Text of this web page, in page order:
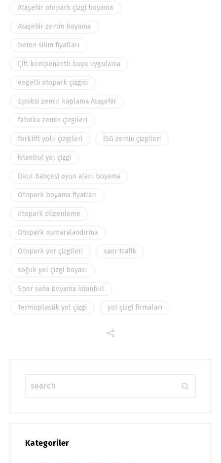
Ataşehir otopark çizgi boyama
Ataşehir zemin boyama
beton silim fiyatları
Çift kompenantlı boya uygulama
engelli otopark çizgisi
Epoksi zemin kaplama Ataşehir
fabrika zemin çizgileri
forklift yolu çizgileri İSG zemin çizgileri
istanbul yol çizgi
Okul bahçesi oyun alanı boyama
Otopark boyama fiyatları
otopark düzenleme
Otopark numaralandırma
Otopark yer çizgileri saer trafik
soğuk yol çizgi boyası
Spor saha boyama İstanbul
Termoplastik yol çizgi yol çizgi firmaları
Kategoriler